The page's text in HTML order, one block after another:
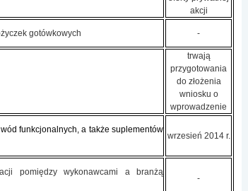
akcji
gotówkowych -
trwają
przygotowania
do złożenia
wniosku o
wprowadzenie
funkcjonalnych, a także suplementów
wrzesień 2014 r.
pomiędzy wykonawcami a branżą
-